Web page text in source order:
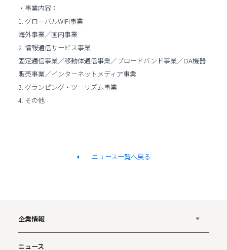
・事業内容：
1. グローバルWiFi事業
海外事業／国内事業
2. 情報通信サービス事業
固定通信事業／移動体通信事業／ブロードバンド事業／OA機器
販売事業／インターネットメディア事業
3. グランピング・ツーリズム事業
4. その他
ニュース一覧へ戻る
企業情報
ニュース